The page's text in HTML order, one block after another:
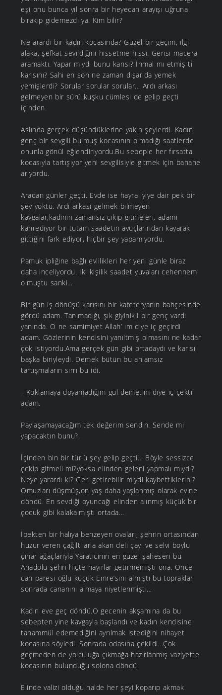
eşi onu bunca yıl sonra bir heyecan arayışı uğruna
bırakıp gidemezdi ya. Kim bilir?
Ne arardı bir kadın kocasında? Güzel bir geçim, ilgi
alaka, şefkat sevildiğini hissetme hissi. Gerisi macera
aramaktı. Yapar mıydı bunu karısı? İhmal mı etmiş ti
karısını? Sahi en son ne zaman dışarıda yemek
yemişlerdi? Sorular sorular sorular… Ardı arkası
gelmeyen bir sürü kuşku cümlesi de gelip geçti
içinden.
Aslında gerçek düşündüklerine yakın şeylerdi. Kadın
genç bir sevgili bulmuş kocasının olmadığı saatlerde
onunla gönül eğlendiriyordu.Bu sebeple her fırsatta
kocasıyla tartışıyor yeni sevgilisiyle gitmek için bahane
arıyordu.
Aradan günler geçti. Evde ise hayra iyiye dair pek bir
şey yoktu. Ardı arkası gelmek bilmeyen
kavgalar,kadının zamansız çıkıp gitmeleri, adamı
kahrediyor bir tutam saadetin avuçlarından kayarak
gittiğini fark ediyor, hiçbir şey yapamıyordu.
Pamuk ipliğine bağlı evlilikleri her yeni günle biraz
daha inceliyordu. İki kişilik saadet yuvaları cehennem
olmuştu sanki…
Bir gün iş dönüşü karısını bir kafeteryanın bahçesinde
gördü adam. Tanımadığı, şık giyinikli bir genç vardı
yanında. O ne samimiyet Allah’ ım diye iç geçirdi
adam. Gözlerinin kendisini yanıltmış olmasını ne kadar
çok istiyordu.Ama gerçek gün gibi ortadaydı ve karısı
başka biriyleydi. Demek bütün bu anlamsız
tartışmaların sırrı bu idi.
- Koklamaya doyamadığım gül demetim diye iç çekti
adam.
Paylaşamayacağım tek değerim sendin. Sende mi
yapacaktın bunu?.
İçinden bin bir türlü şey gelip geçti… Böyle sessizce
çekip gitmeli mi?yoksa elinden geleni yapmalı mıydı?
Neye yarardı ki? Geri getirebilir miydi kaybettiklerini?
Omuzları düşmüş,on yaş daha yaşlanmış olarak evine
döndü. En sevdiği oyuncağı elinden alınmış küçük bir
çocuk gibi kalakalmıştı ortada…
İpekten bir halıya benzeyen ovaları, şehrin ortasından
huzur veren çağıltılarla akan deli çayı ve selvi boylu
çınar ağaçlarıyla Yaratıcının en güzel şaheseri bu
Anadolu şehri hiçte hayırlar getirmemişti ona. Önce
can paresi oğlu küçük Emre’sini almıştı bu topraklar
sonrada cananını almaya niyetlenmişti…
Kadın eve geç döndü.O gecenin akşamına da bu
sebepten yine kavgayla başlandı ve kadın kendisine
tahammül edemediğini ayrılmak istediğini nihayet
kocasına söyledi. Sonrada odasına çekildi…Çok
geçmeden de yolculuğa çıkmağa hazırlanmış vaziyette
kocasının bulunduğu solona döndü.
Elinde valizi olduğu halde her şeyi koparıp akmak